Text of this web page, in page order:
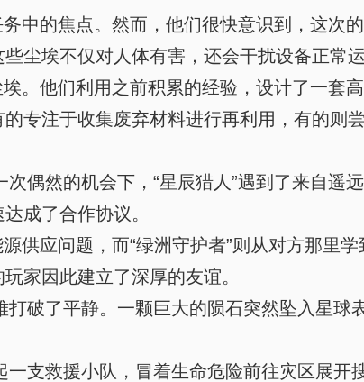
中的焦点。然而，他们很快意识到，这次
尘埃不仅对人体有害，还会干扰设备正常运
。他们利用之前积累的经验，设计了一套
专注于收集废弃材料进行再利用，有的则
然的机会下，“星辰猎人”遇到了来自遥
成了合作协议。
供应问题，而“绿洲守护者”则从对方那里
家因此建立了深厚的友谊。
破了平静。一颗巨大的陨石突然坠入星球
支救援小队，冒着生命危险前往灾区展开